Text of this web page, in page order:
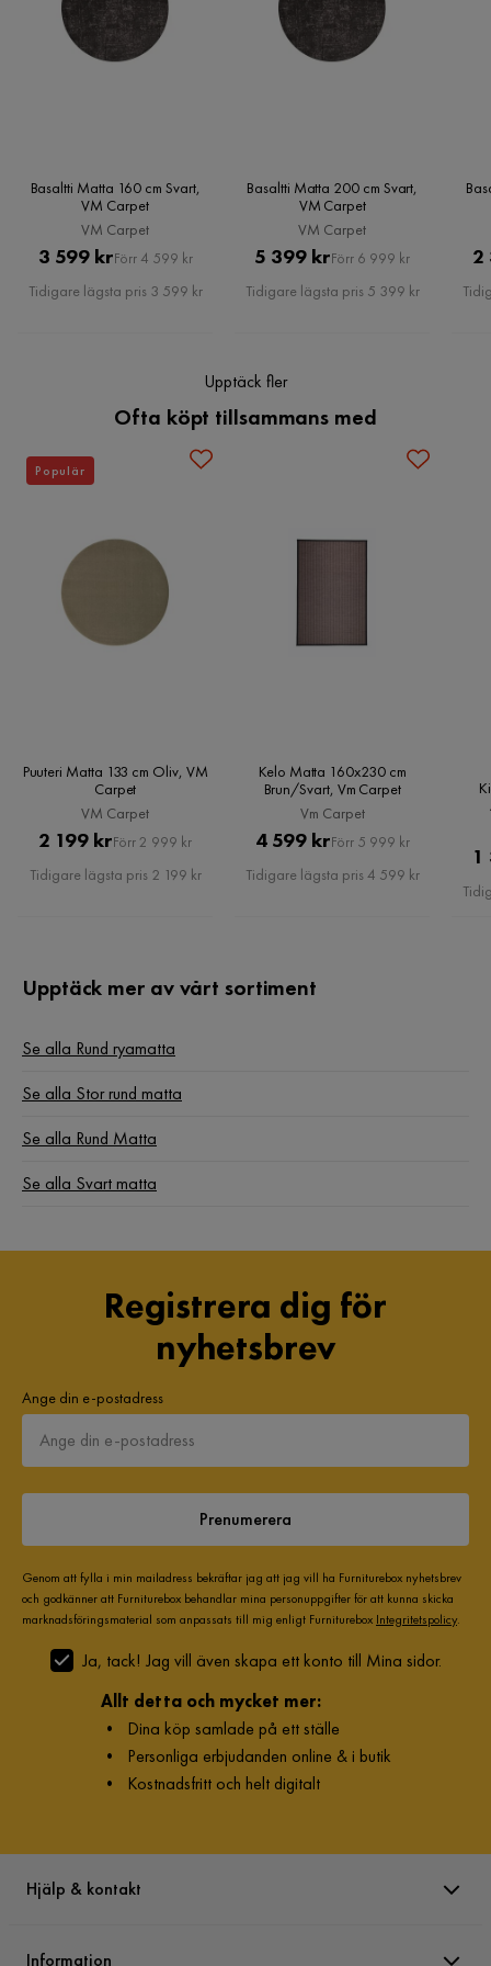
Färgnamn
produkter.
Köpvillkor
Basaltti Matta 160 cm Svart,
VM Carpet
VM Carpet
Pris
3 599 krOriginal
Pris
Förr 4 599 kr
Tidigare lägsta pris 3 599 kr
Basaltti Matta 200 cm Svart,
VM Carpet
VM Carpet
Pris
5 399 krOriginal
Pris
Förr 6 999 kr
Tidigare lägsta pris 5 399 kr
2
Upptäck fler
Ofta köpt tillsammans med
Puuteri Matta 133 cm Oliv, VM
Carpet
VM Carpet
Pris
2 199 krOriginal
Pris
Förr 2 999 kr
Tidigare lägsta pris 2 199 kr
Populär
Kelo Matta 160x230 cm
Brun/Svart, Vm Carpet
Vm Carpet
Pris
4 599 krOriginal
Pris
Förr 5 999 kr
Tidigare lägsta pris 4 599 kr
1
Upptäck mer av vårt sortiment
Se alla Rund ryamatta
Se alla Stor rund matta
Se alla Rund Matta
Se alla Svart matta
Registrera dig för
nyhetsbrev
Ange din e-postadress
Prenumerera
Genom att fylla i min mailadress bekräftar jag att jag vill ha Furniturebox nyhetsbrev
och godkänner att Furniturebox behandlar mina personuppgifter för att kunna skicka
marknadsföringsmaterial som anpassats till mig enligt Furniturebox Integritetspolicy.
Ja, tack! Jag vill även skapa ett konto till Mina sidor.
Allt detta och mycket mer:
• Dina köp samlade på ett ställe
• Personliga erbjudanden online & i butik
• Kostnadsfritt och helt digitalt
Hjälp & kontakt
Information